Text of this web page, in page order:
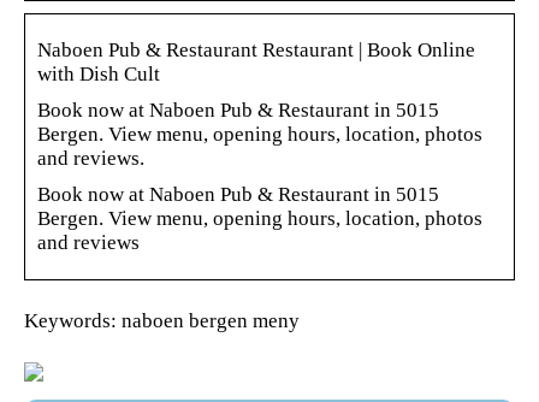
Naboen Pub & Restaurant Restaurant | Book Online
with Dish Cult
Book now at Naboen Pub & Restaurant in 5015
Bergen. View menu, opening hours, location, photos
and reviews.
Book now at Naboen Pub & Restaurant in 5015
Bergen. View menu, opening hours, location, photos
and reviews
Keywords: naboen bergen meny